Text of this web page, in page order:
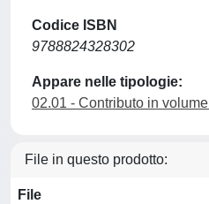
Codice ISBN
9788824328302
Appare nelle tipologie:
02.01 - Contributo in
File in questo prodotto:
File